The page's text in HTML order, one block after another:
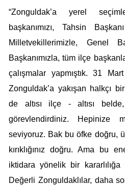
“Zonguldak’a yerel
başkanımızı, Tahsin
Milletvekillerimizle, Genel
Başkanımızla, tüm ilçe
çalışmalar yapmıştık. 31
Zonguldak’a yakışan halkçı
de altısı ilçe - altısı
görevlendirdiniz. Hepinize
seviyoruz. Bak bu öfke doğru,
kırıklığınız doğru. Ama bu
iktidara yönelik bir kararlılığa
Değerli Zonguldaklılar, daha